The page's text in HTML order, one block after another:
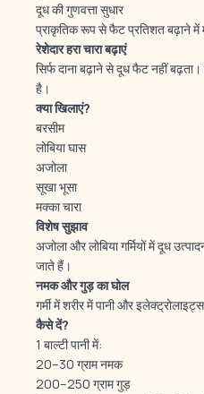
दूध की गुणवत्ता सुधार
प्राकृतिक रूप से फैट प्रतिशत बढ़ाने में
रेशेदारहराचाराबढ़ाएं
सिर्फ दाना बढ़ाने से दूध फैट नहीं
है।
क्याखिलाएं?
बरसीम
लोबिया घास
अजोला
सूखा भूसा
मक्का चारा
विशेषसुझाव
अजोला और लोबिया गर्मियों में दूध
जाते हैं।
नमकऔरगुड़काघोल
गर्मी में शरीर में पानी और
कैसेदें?
1 बाल्टी पानी में:
20–30 ग्राम नमक
200–250 ग्राम गुड़